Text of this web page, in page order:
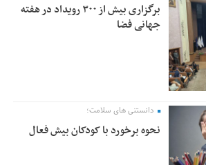
برگزاری بیش از ۳۰۰ رویداد در هفته
جهانی فضا
دانستنی های سلامت؛
نحوه برخورد با کودکان بیش فعال